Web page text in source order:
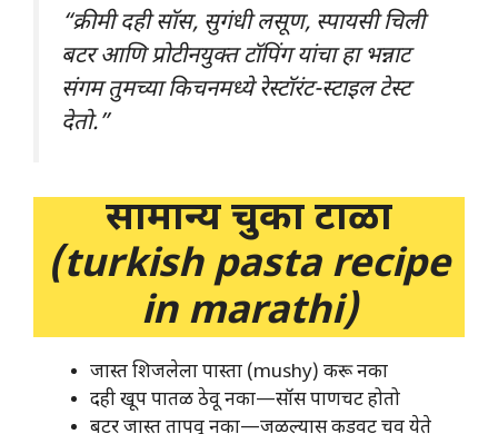
“क्रीमी दही सॉस, सुगंधी लसूण, स्पायसी चिली
बटर आणि प्रोटीनयुक्त टॉपिंग यांचा हा भन्नाट
संगम तुमच्या किचनमध्ये रेस्टॉरंट-स्टाइल टेस्ट
देतो.”
सामान्य चुका टाळा
(turkish pasta recipe
in marathi)
जास्त शिजलेला पास्ता (mushy) करू नका
दही खूप पातळ ठेवू नका—सॉस पाणचट होतो
बटर जास्त तापवू नका—जळल्यास कडवट चव येते